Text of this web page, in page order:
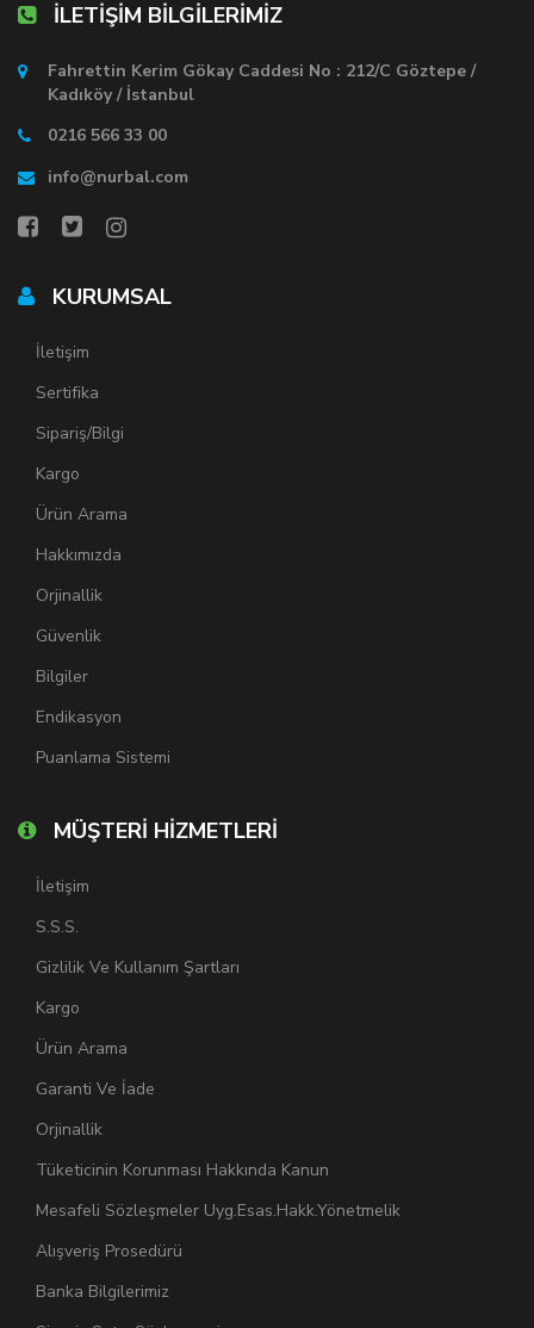
İLETİŞİM BİLGİLERİMİZ
Fahrettin Kerim Gökay Caddesi No : 212/C Göztepe /
Kadıköy / İstanbul
0216 566 33 00
info@nurbal.com
KURUMSAL
İletişim
Sertifika
Sipariş/Bilgi
Kargo
Ürün Arama
Hakkımızda
Orjinallik
Güvenlik
Bilgiler
Endikasyon
Puanlama Sistemi
MÜŞTERİ HİZMETLERİ
İletişim
S.S.S.
Gizlilik Ve Kullanım Şartları
Kargo
Ürün Arama
Garanti Ve İade
Orjinallik
Tüketicinin Korunması Hakkında Kanun
Mesafeli Sözleşmeler Uyg.Esas.Hakk.Yönetmelik
Alışveriş Prosedürü
Banka Bilgilerimiz